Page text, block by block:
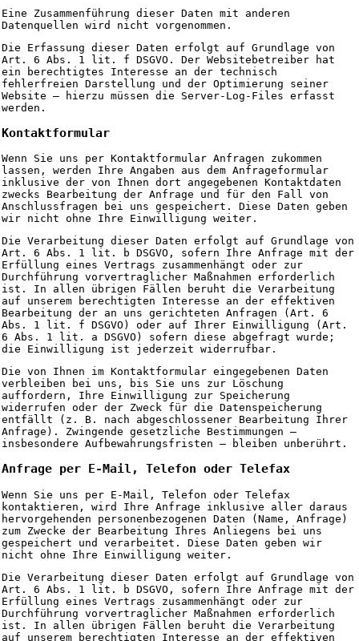
Eine Zusammenführung dieser Daten mit anderen
Datenquellen wird nicht vorgenommen.
Die Erfassung dieser Daten erfolgt auf Grundlage von
Art. 6 Abs. 1 lit. f DSGVO. Der Websitebetreiber hat
ein berechtigtes Interesse an der technisch
fehlerfreien Darstellung und der Optimierung seiner
Website – hierzu müssen die Server-Log-Files erfasst
werden.
Kontaktformular
Wenn Sie uns per Kontaktformular Anfragen zukommen
lassen, werden Ihre Angaben aus dem Anfrageformular
inklusive der von Ihnen dort angegebenen Kontaktdaten
zwecks Bearbeitung der Anfrage und für den Fall von
Anschlussfragen bei uns gespeichert. Diese Daten geben
wir nicht ohne Ihre Einwilligung weiter.
Die Verarbeitung dieser Daten erfolgt auf Grundlage von
Art. 6 Abs. 1 lit. b DSGVO, sofern Ihre Anfrage mit der
Erfüllung eines Vertrags zusammenhängt oder zur
Durchführung vorvertraglicher Maßnahmen erforderlich
ist. In allen übrigen Fällen beruht die Verarbeitung
auf unserem berechtigten Interesse an der effektiven
Bearbeitung der an uns gerichteten Anfragen (Art. 6
Abs. 1 lit. f DSGVO) oder auf Ihrer Einwilligung (Art.
6 Abs. 1 lit. a DSGVO) sofern diese abgefragt wurde;
die Einwilligung ist jederzeit widerrufbar.
Die von Ihnen im Kontaktformular eingegebenen Daten
verbleiben bei uns, bis Sie uns zur Löschung
auffordern, Ihre Einwilligung zur Speicherung
widerrufen oder der Zweck für die Datenspeicherung
entfällt (z. B. nach abgeschlossener Bearbeitung Ihrer
Anfrage). Zwingende gesetzliche Bestimmungen –
insbesondere Aufbewahrungsfristen – bleiben unberührt.
Anfrage per E-Mail, Telefon oder Telefax
Wenn Sie uns per E-Mail, Telefon oder Telefax
kontaktieren, wird Ihre Anfrage inklusive aller daraus
hervorgehenden personenbezogenen Daten (Name, Anfrage)
zum Zwecke der Bearbeitung Ihres Anliegens bei uns
gespeichert und verarbeitet. Diese Daten geben wir
nicht ohne Ihre Einwilligung weiter.
Die Verarbeitung dieser Daten erfolgt auf Grundlage von
Art. 6 Abs. 1 lit. b DSGVO, sofern Ihre Anfrage mit der
Erfüllung eines Vertrags zusammenhängt oder zur
Durchführung vorvertraglicher Maßnahmen erforderlich
ist. In allen übrigen Fällen beruht die Verarbeitung
auf unserem berechtigten Interesse an der effektiven